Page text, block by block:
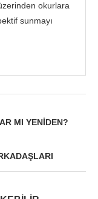
okurlara
sunmayı
MI YENIDEN?